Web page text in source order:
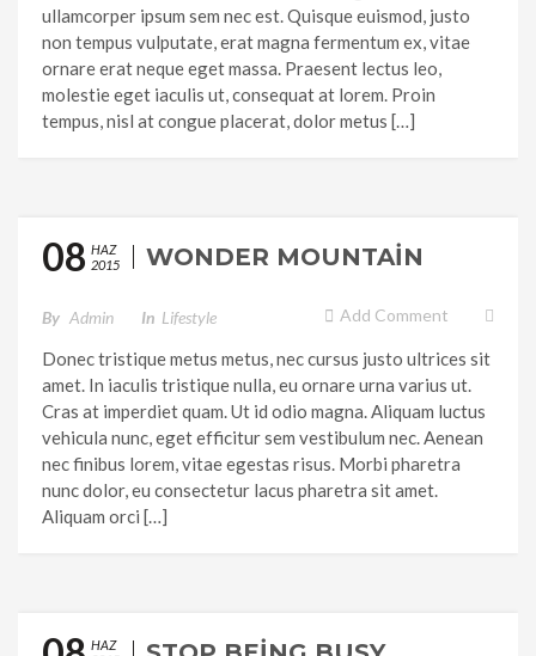
ullamcorper ipsum sem nec est. Quisque euismod, justo
non tempus vulputate, erat magna fermentum ex, vitae
ornare erat neque eget massa. Praesent lectus leo,
molestie eget iaculis ut, consequat at lorem. Proin
tempus, nisl at congue placerat, dolor metus […]
08 HAZ
2015
WONDER MOUNTAIN
By Admin In Lifestyle Add Comment
Donec tristique metus metus, nec cursus justo ultrices sit
amet. In iaculis tristique nulla, eu ornare urna varius ut.
Cras at imperdiet quam. Ut id odio magna. Aliquam luctus
vehicula nunc, eget efficitur sem vestibulum nec. Aenean
nec finibus lorem, vitae egestas risus. Morbi pharetra
nunc dolor, eu consectetur lacus pharetra sit amet.
Aliquam orci […]
HAZ